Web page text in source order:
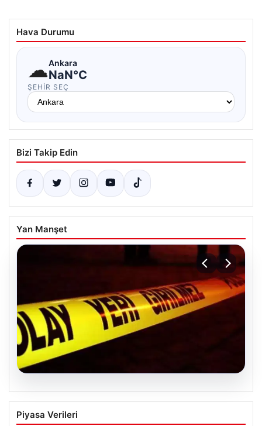
Hava Durumu
☁Ankara
NaN°C
ŞEHIR SEÇ
Bizi Takip Edin
Yan Manşet
Ceyhan’daki Cinayet 4 Yıl Sonra
Aydınlatıldı: 5 Kişi Gözaltında
Piyasa Verileri